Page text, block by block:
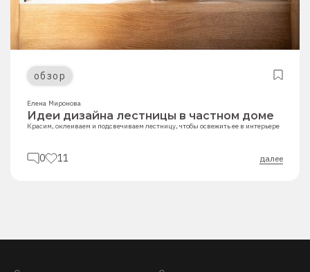
обзор
Елена Миронова
Идеи дизайна лестницы в частном доме
Красим, оклеиваем и подсвечиваем лестницу, чтобы освежить ее в интерьере
0 11 далее